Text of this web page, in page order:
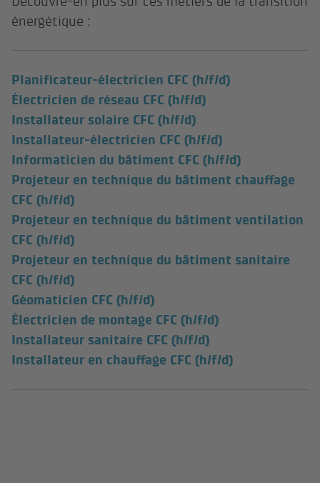
énergétique :
Planificateur-électricien CFC (h/f/d)
Électricien de réseau CFC (h/f/d)
Installateur solaire CFC (h/f/d)
Installateur-électricien CFC (h/f/d)
Informaticien du bâtiment CFC (h/f/d)
Projeteur en technique du bâtiment chauffage
CFC (h/f/d)
Projeteur en technique du bâtiment ventilation
CFC (h/f/d)
Projeteur en technique du bâtiment sanitaire
CFC (h/f/d)
Géomaticien CFC (h/f/d)
Électricien de montage CFC (h/f/d)
Installateur sanitaire CFC (h/f/d)
Installateur en chauffage CFC (h/f/d)